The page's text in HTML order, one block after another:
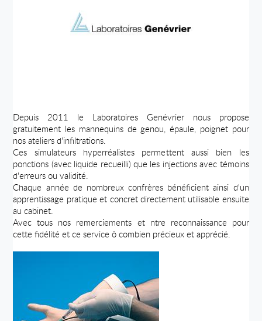
Depuis 2011 le Laboratoires Genévrier nous propose
gratuitement les mannequins de genou, épaule, poignet pour
nos ateliers d'infiltrations.
Ces simulateurs hyperréalistes permettent aussi bien les
ponctions (avec liquide recueilli) que les injections avec témoins
d'erreurs ou validité.
Chaque année de nombreux confrères bénéficient ainsi d'un
apprentissage pratique et concret directement utilisable ensuite
au cabinet.
Avec tous nos remerciements et ntre reconnaissance pour
cette fidélité et ce service ô combien précieux et apprécié.